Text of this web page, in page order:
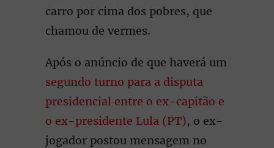
carro por cima dos pobres, que
chamou de vermes.
Após o anúncio de que haverá um
segundo turno para a disputa
presidencial entre o ex-capitão e
o ex-presidente Lula (PT), o ex-
jogador postou mensagem no